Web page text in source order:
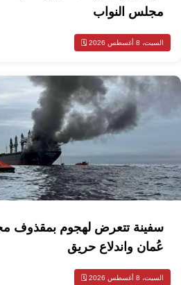
مجلس النواب
السبت، 8 أغسطس 2026 🗓️
سفينة تتعرض لهجوم بمقذوف
عُمان واندلاع حريق
السبت، 8 أغسطس 2026 🗓️